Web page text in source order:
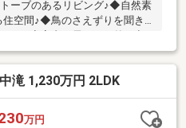
ーブのあるリビング♪◆自然素
空間♪◆鳥のさえずりを聞き
具家電付き♪※本物件は土砂災
に存しています。※ログハウ
履歴があります。※携帯の電
狭く、対向車とのすれ違いが
滝 1,230万円 2LDK
万円